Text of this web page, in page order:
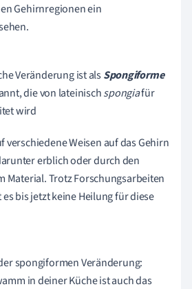
Gehirnregionen ein
Veränderung ist alsSpongiforme
die von lateinischspongiafür
wird
verschiedene Weisen auf das Gehirn
erblich oder durch den
Material. Trotz Forschungsarbeiten
bis jetzt keine Heilung für diese
spongiformen Veränderung:
in deiner Küche ist auch das